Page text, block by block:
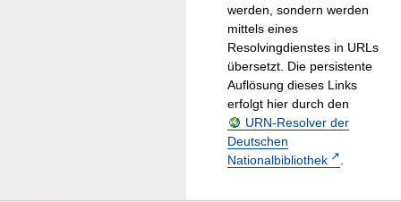
werden, sondern werden
mittels eines
Resolvingdienstes in URLs
übersetzt. Die persistente
Auflösung dieses Links
erfolgt hier durch den
URN-Resolver der
Deutschen
Nationalbibliothek
.